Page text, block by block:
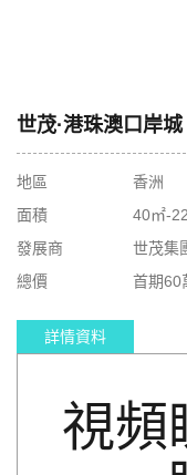
世茂·港珠澳口岸城
地區
香洲
面積
40㎡-
發展商
世茂集
總價
首期60
詳情資料
視頻